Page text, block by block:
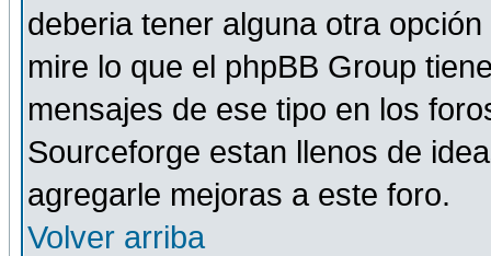
deberia tener alguna otra
mire lo que el phpBB Group
mensajes de ese tipo en los
Sourceforge estan llenos de
agregarle mejoras a este foro.
Volver arriba